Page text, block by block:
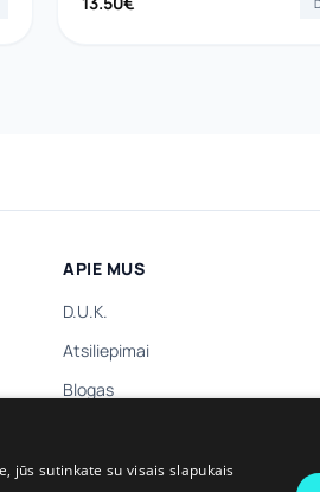
APIE MUS
D.U.K.
Atsiliepimai
Blogas
jūs sutinkate su visais slapukais